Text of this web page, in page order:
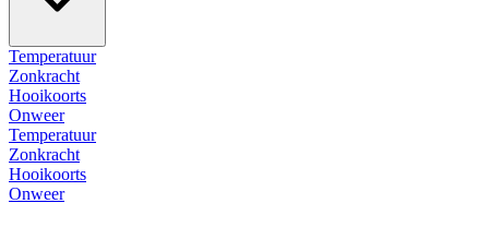
Temperatuur
Zonkracht
Hooikoorts
Onweer
Temperatuur
Zonkracht
Hooikoorts
Onweer